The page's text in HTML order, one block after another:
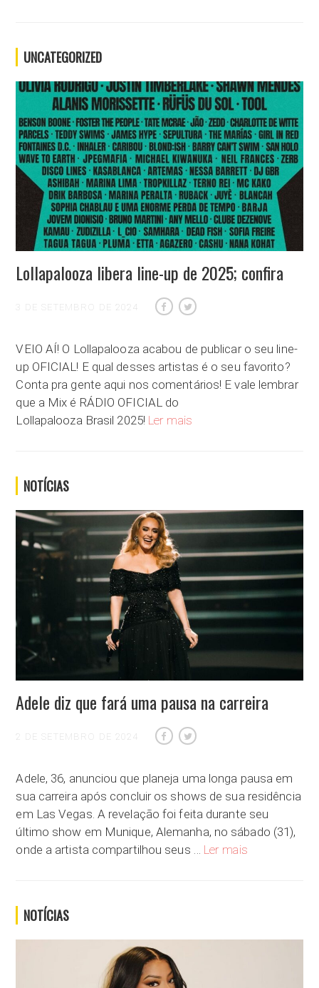
UNCATEGORIZED
Lollapalooza libera line-up de 2025; confira
3 DE SETEMBRO DE 2024
VEIO AÍ! O Lollapalooza acabou de publicar o seu line-
up OFICIAL! E qual desses artistas é o seu favorito?
Conta pra gente aqui nos comentários! E vale lembrar
que a Mix é RÁDIO OFICIAL do
Lollapalooza Brasil 2025! Ler mais
NOTÍCIAS
Adele diz que fará uma pausa na carreira
2 DE SETEMBRO DE 2024
Adele, 36, anunciou que planeja uma longa pausa em
sua carreira após concluir os shows de sua residência
em Las Vegas. A revelação foi feita durante seu
último show em Munique, Alemanha, no sábado (31),
onde a artista compartilhou seus … Ler mais
NOTÍCIAS